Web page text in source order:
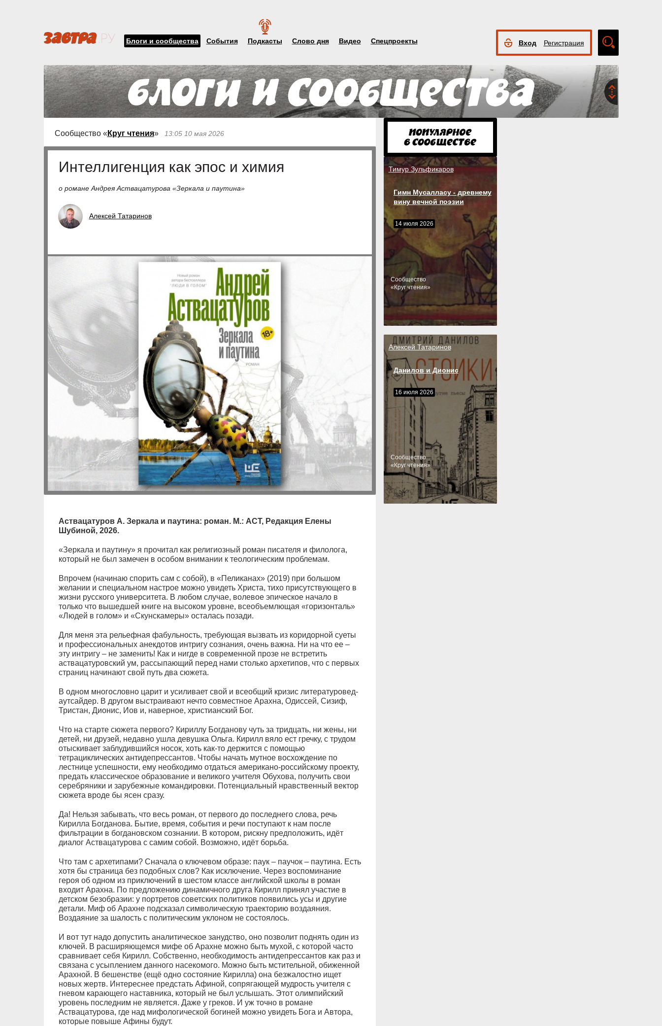
Блоги и сообщества События Подкасты Слово дня Видео Спецпроекты Вход Регистрация
Сообщество « Круг чтения» 13:05 10 мая 2026
Интеллигенция как эпос и химия
о романе Андрея Аствацатурова «Зеркала и паутина»
Алексей Татаринов
Аствацатуров А. Зеркала и паутина: роман. М.: АСТ, Редакция Елены
Шубиной, 2026.
«Зеркала и паутину» я прочитал как религиозный роман писателя и филолога,
который не был замечен в особом внимании к теологическим проблемам.
Впрочем (начинаю спорить сам с собой), в «Пеликанах» (2019) при большом
желании и специальном настрое можно увидеть Христа, тихо присутствующего в
жизни русского университета. В любом случае, волевое эпическое начало в
только что вышедшей книге на высоком уровне, всеобъемлющая «горизонталь»
«Людей в голом» и «Скунскамеры» осталась позади.
Для меня эта рельефная фабульность, требующая вызвать из коридорной суеты
и профессиональных анекдотов интригу сознания, очень важна. Ни на что ее –
эту интригу – не заменить! Как и нигде в современной прозе не встретить
аствацатуровский ум, рассыпающий перед нами столько архетипов, что с первых
страниц начинают свой путь два сюжета.
В одном многословно царит и усиливает свой и всеобщий кризис литературовед-
аутсайдер. В другом выстраивают нечто совместное Арахна, Одиссей, Сизиф,
Тристан, Дионис, Иов и, наверное, христианский Бог.
Что на старте сюжета первого? Кириллу Богданову чуть за тридцать, ни жены, ни
детей, ни друзей, недавно ушла девушка Ольга. Кирилл вяло ест гречку, с трудом
отыскивает заблудившийся носок, хоть как-то держится с помощью
тетрациклических антидепрессантов. Чтобы начать мутное восхождение по
лестнице успешности, ему необходимо отдаться американо-российскому проекту,
предать классическое образование и великого учителя Обухова, получить свои
серебряники и зарубежные командировки. Потенциальный нравственный вектор
сюжета вроде бы ясен сразу.
Да! Нельзя забывать, что весь роман, от первого до последнего слова, речь
Кирилла Богданова. Бытие, время, события и речи поступают к нам после
фильтрации в богдановском сознании. В котором, рискну предположить, идёт
диалог Аствацатурова с самим собой. Возможно, идёт борьба.
Что там с архетипами? Сначала о ключевом образе: паук – паучок – паутина. Есть
хотя бы страница без подобных слов? Как исключение. Через воспоминание
героя об одном из приключений в шестом классе английской школы в роман
входит Арахна. По предложению динамичного друга Кирилл принял участие в
детском безобразии: у портретов советских политиков появились усы и другие
детали. Миф об Арахне подсказал символическую траекторию воздаяния.
Воздаяние за шалость с политическим уклоном не состоялось.
И вот тут надо допустить аналитическое занудство, оно позволит поднять один из
ключей. В расширяющемся мифе об Арахне можно быть мухой, с которой часто
сравнивает себя Кирилл. Собственно, необходимость антидепрессантов как раз и
связана с усыплением данного насекомого. Можно быть мстительной, обиженной
Арахной. В бешенстве (ещё одно состояние Кирилла) она безжалостно ищет
новых жертв. Интереснее предстать Афиной, сопрягающей мудрость учителя с
гневом карающего наставника, который не был услышать. Этот олимпийский
уровень последним не является. Даже у греков. И уж точно в романе
Аствацатурова, где над мифологической богиней можно увидеть Бога и Автора,
которые повыше Афины будут.
Тимур Зульфикаров
Гимн Мусалласу - древнему
вину вечной поэзии
14 июля 2026
Cообщество
«Круг чтения»
Алексей Татаринов
Данилов и Дионис
16 июля 2026
Cообщество
«Круг чтения»